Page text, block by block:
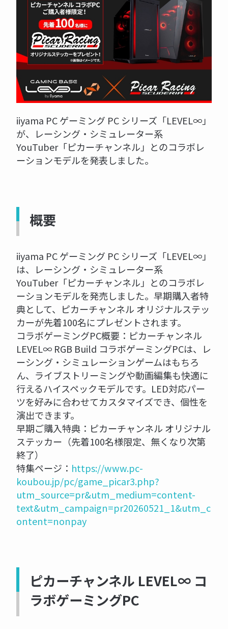
iiyama PC ゲーミング PC シリーズ「LEVEL∞」
が、レーシング・シミュレーター系
YouTuber「ピカーチャンネル」とのコラボレ
ーションモデルを発表しました。
概要
iiyama PC ゲーミング PC シリーズ「LEVEL∞」
は、レーシング・シミュレーター系
YouTuber「ピカーチャンネル」とのコラボレ
ーションモデルを発売しました。早期購入者特
典として、ピカーチャンネル オリジナルステッ
カーが先着100名にプレゼントされます。
コラボゲーミングPC概要：ピカーチャンネル
LEVEL∞ RGB Build コラボゲーミングPCは、レ
ーシング・シミュレーションゲームはもちろ
ん、ライブストリーミングや動画編集も快適に
行えるハイスペックモデルです。LED対応パー
ツを好みに合わせてカスタマイズでき、個性を
演出できます。
早期ご購入特典：ピカーチャンネル オリジナル
ステッカー（先着100名様限定、無くなり次第
終了）
特集ページ： https://www.pc-
koubou.jp/pc/game_picar3.php?
utm_source=pr&utm_medium=content-
text&utm_campaign=pr20260521_1&utm_c
ontent=nonpay
ピカーチャンネル LEVEL∞ コ
ラボゲーミングPC